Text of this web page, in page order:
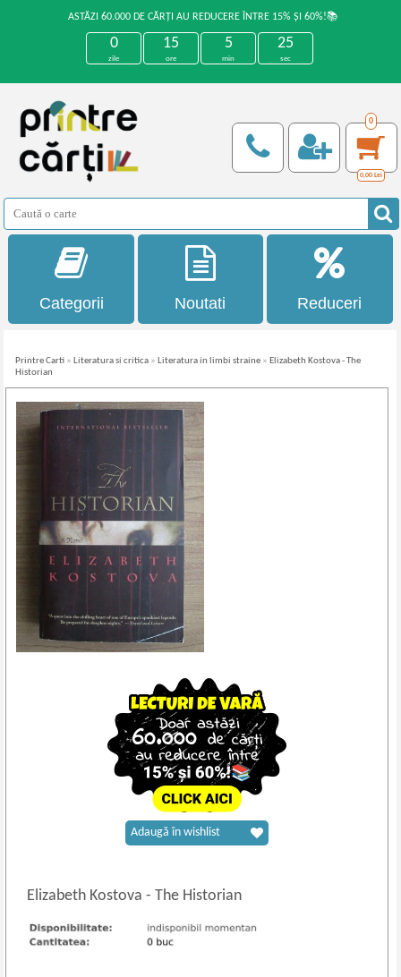
ASTĂZI 60.000 DE CĂRȚI AU REDUCERE ÎNTRE 15% ȘI 60%!📚
0
zile
15
ore
5
min
24
sec
0
0,00 Lei
Categorii Noutati Reduceri
Printre Carti » Literatura si critica » Literatura in limbi straine » Elizabeth Kostova - The
Historian
Elizabeth Kostova- The Historian
Adaugă în wishlist